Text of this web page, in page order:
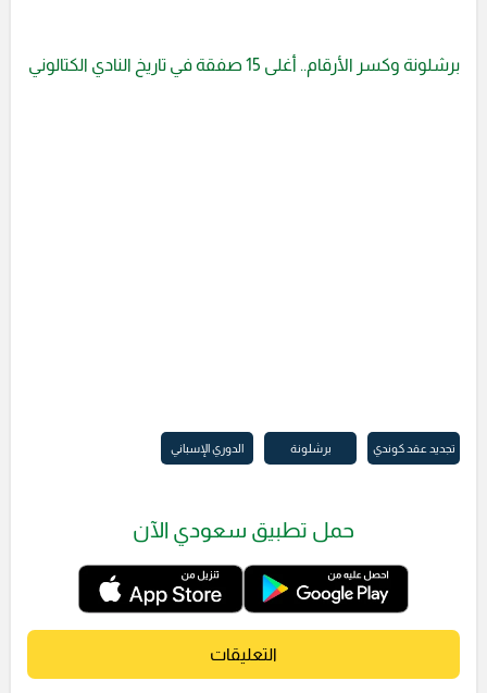
برشلونة وكسر الأرقام.. أغلى 15 صفقة في تاريخ النادي الكتالوني
تجديد عقد كوندي برشلونة الدوري الإسباني
حمل تطبيق سعودي الآن
التعليقات